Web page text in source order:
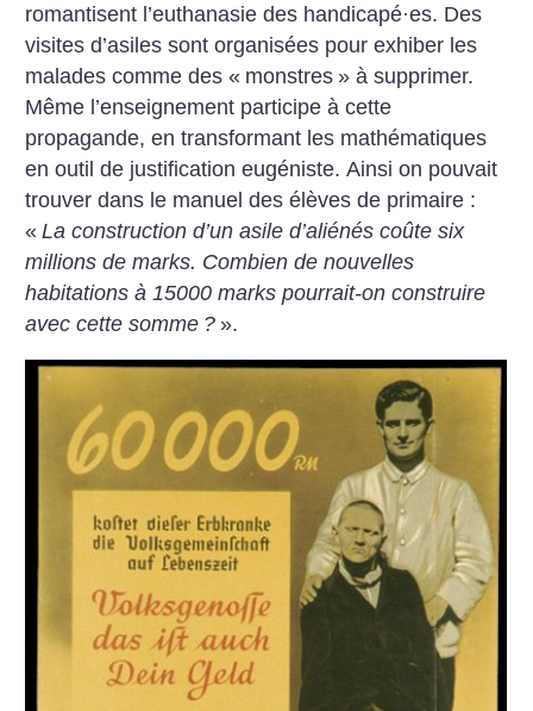
romantisent l’euthanasie des handicapé·es. Des
visites d’asiles sont organisées pour exhiber les
malades comme des « monstres » à supprimer.
Même l’enseignement participe à cette
propagande, en transformant les mathématiques
en outil de justification eugéniste. Ainsi on pouvait
trouver dans le manuel des élèves de primaire :
« La construction d’un asile d’aliénés coûte six
millions de marks. Combien de nouvelles
habitations à 15000 marks pourrait-on construire
avec cette somme ? ».